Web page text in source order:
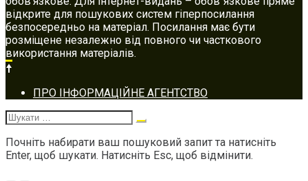
відкрите для пошукових систем гіперпосилання
безпосередньо на матеріал. Посилання має бути
розміщене незалежно від повного чи часткового
використання матеріалів.
Footer
navigation
ПРО ІНФОРМАЦІЙНЕ АГЕНТСТВО
Шукати:
Почніть набирати ваш пошуковий запит та натисніть
Enter, щоб шукати. Натисніть Esc, щоб відмінити.